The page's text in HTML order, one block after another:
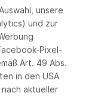
unsere
und zur
Pixel-
Art. 49 Abs.
in den USA
aktueller